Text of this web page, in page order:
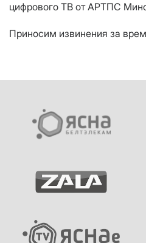
цифрового ТВ от АРТПС
Приносим извинения за